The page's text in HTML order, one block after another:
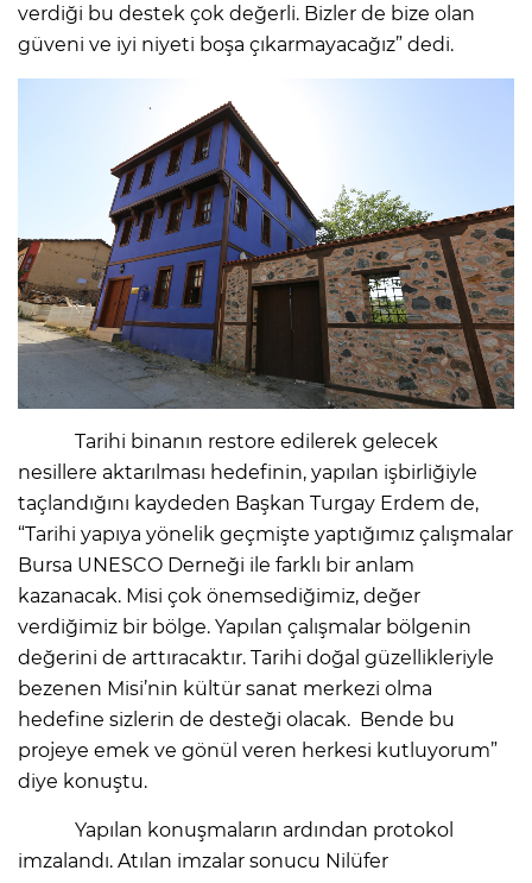
verdiği bu destek çok değerli. Bizler de bize olan
güveni ve iyi niyeti boşa çıkarmayacağız” dedi.
Tarihi binanın restore edilerek gelecek
nesillere aktarılması hedefinin, yapılan işbirliğiyle
taçlandığını kaydeden Başkan Turgay Erdem de,
“Tarihi yapıya yönelik geçmişte yaptığımız çalışmalar
Bursa UNESCO Derneği ile farklı bir anlam
kazanacak. Misi çok önemsediğimiz, değer
verdiğimiz bir bölge. Yapılan çalışmalar bölgenin
değerini de arttıracaktır. Tarihi doğal güzellikleriyle
bezenen Misi’nin kültür sanat merkezi olma
hedefine sizlerin de desteği olacak. Bende bu
projeye emek ve gönül veren herkesi kutluyorum”
diye konuştu.
Yapılan konuşmaların ardından protokol
imzalandı. Atılan imzalar sonucu Nilüfer